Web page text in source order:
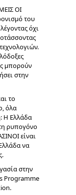
ΟΙ
του
όχι
μπορούν
στην
το
όλα
Η Ελλάδα
ρυπογόνο
είναι
να
στην
Programme